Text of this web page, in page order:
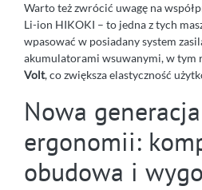
Warto też zwrócić uwagę na
Li-ion HIKOKI – to jedna z tych
wpasować w posiadany system
akumulatorami wsuwanymi, w tym
Volt, co zwiększa elastyczność
Nowa generacja
ergonomii:
obudowa i